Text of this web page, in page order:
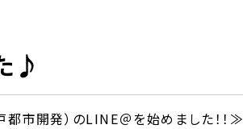
♪
市開発）のLINE＠を始めました！！≫